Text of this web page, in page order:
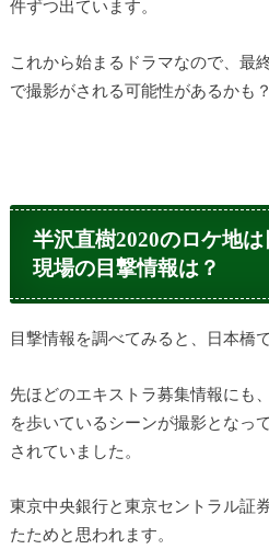
件ずつ出ています。
これから始まるドラマなので、最
で撮影がされる可能性があるかも？
半沢直樹2020のロケ地
現場の目撃情報は？
目撃情報を調べてみると、日本橋
先ほどのエキストラ募集情報にも
を歩いているシーンが撮影となっ
されていました。
東京中央銀行と東京セントラル証
たためと思われます。